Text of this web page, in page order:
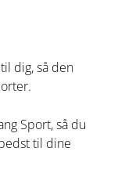
dig, så den
Sport, så du
til dine